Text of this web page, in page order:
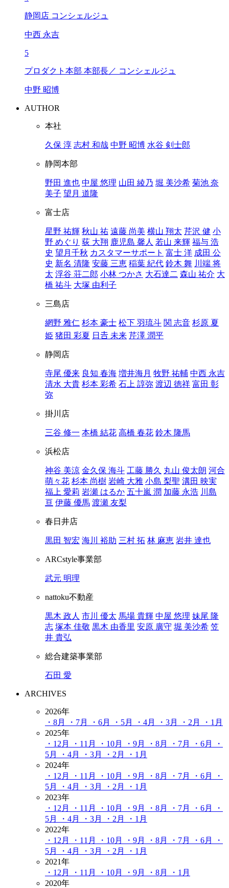
静岡店 コンシェルジュ
中西 永吉
5
プロダクト本部 本部長／ コンシェルジュ
中野 昭博
AUTHOR
本社
久保 淳 志村 和哉 中野 昭博 水谷 剣士郎
静岡本部
野田 進也 中屋 悠理 山田 綾乃 堀 美沙希 菊池 奈
美子 望月 道隆
富士店
星野 祐輝 秋山 祐 遠藤 尚美 横山 翔太 芹沢 健 小
野 めぐり 荻 大翔 鹿児島 馨人 若山 来輝 福与 浩
史 望月千秋 カスタマーサポート 富士 洋 成田 公
史 新名 清隆 安藤 三恵 稲葉 紀代 鈴木 舞 川端 将
太 浮谷 荘二郎 小林 つかさ 大石達二 森山 祐介 大
橋 祐斗 大塚 由利子
三島店
網野 雅仁 杉本 豪士 松下 羽琉斗 関 志音 杉原 夏
姫 猪田 彩夏 日𠮷 未来 芹澤 潤平
静岡店
寺尾 優来 良知 春海 増井海月 牧野 祐輔 中西 永吉
清水 大貴 杉本 彩希 石上 諄弥 渡辺 徳祥 富田 彰
弥
掛川店
三谷 修一 本橋 結花 高橋 春花 鈴木 隆馬
浜松店
神谷 美涼 金久保 海斗 工藤 勝久 丸山 俊太朗 河合
萌々花 杉本 尚樹 岩崎 大雅 小島 梨聖 溝田 映実
福上 愛莉 岩瀬 はるか 五十嵐 潤 加藤 永浩 川島
亘 伊藤 優馬 渡瀬 友梨
春日井店
黒田 智宏 海川 裕助 三村 拓 林 麻恵 岩井 達也
ARCstyle事業部
武元 明理
nattoku不動産
黒木 政人 市川 優太 馬場 貴輝 中屋 悠理 妹尾 隆
志 塚本 佳敬 黒木 由香里 安原 廣守 堀 美沙希 笠
井 貴弘
総合建築事業部
石田 愛
ARCHIVES
2026年
・8月
・7月 ・6月 ・5月 ・4月 ・3月 ・2月
・1月
2025年
・12月
・11月 ・10月 ・9月 ・8月 ・7月 ・6月
・
5月
・4月 ・3月 ・2月
・1月
2024年
・12月
・11月 ・10月 ・9月 ・8月 ・7月 ・6月
・
5月
・4月 ・3月 ・2月
・1月
2023年
・12月
・11月 ・10月 ・9月 ・8月 ・7月 ・6月
・
5月
・4月 ・3月 ・2月
・1月
2022年
・12月
・11月 ・10月 ・9月 ・8月 ・7月 ・6月
・
5月
・4月 ・3月 ・2月
・1月
2021年
・12月
・11月 ・10月 ・9月 ・8月
・1月
2020年